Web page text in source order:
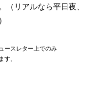
リアルなら平日夜、
ースレター上でのみ
。